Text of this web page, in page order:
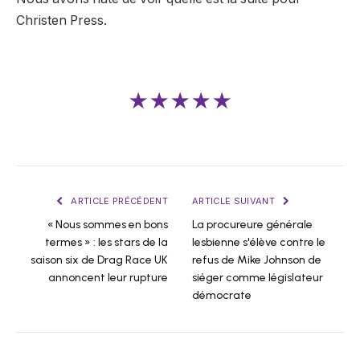
Christen Press.
★★★★★
ARTICLE PRÉCÉDENT
« Nous sommes en bons
termes » : les stars de la
saison six de Drag Race UK
annoncent leur rupture
ARTICLE SUIVANT
La procureure générale
lesbienne s'élève contre le
refus de Mike Johnson de
siéger comme législateur
démocrate